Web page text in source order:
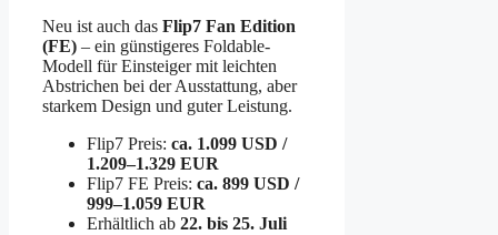
Neu ist auch das Flip7 Fan Edition
(FE) – ein günstigeres Foldable-
Modell für Einsteiger mit leichten
Abstrichen bei der Ausstattung, aber
starkem Design und guter Leistung.
Flip7 Preis: ca. 1.099 USD /
1.209–1.329 EUR
Flip7 FE Preis: ca. 899 USD /
999–1.059 EUR
Erhältlich ab 22. bis 25. Juli